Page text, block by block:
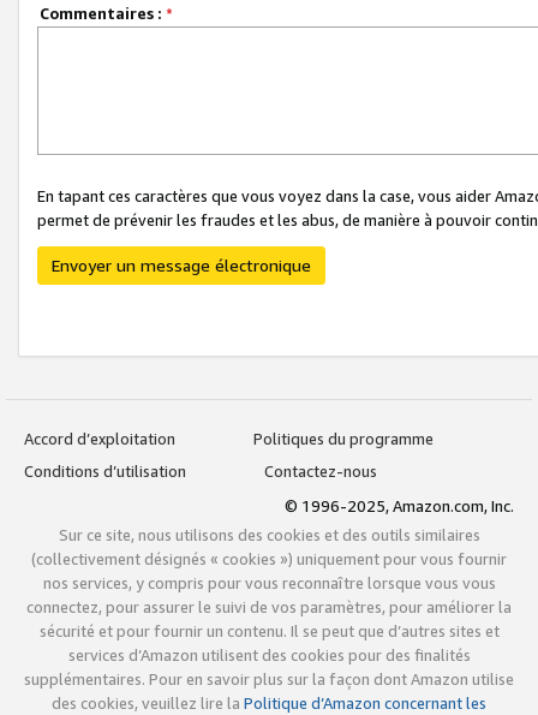
Commentaires : *
En tapant ces caractères que vous voyez dans la case, vous aider
permet de prévenir les fraudes et les abus, de manière à pouvoir
Envoyer un message électronique
Accord d’exploitation
Politiques du programme
Conditions d’utilisation
Contactez-nous
© 1996-2025, Amazon.com, Inc.
Sur ce site, nous utilisons des cookies et des outils similaires
(collectivement désignés « cookies ») uniquement pour vous fournir
nos services, y compris pour vous reconnaître lorsque vous vous
connectez, pour assurer le suivi de vos paramètres, pour améliorer la
sécurité et pour fournir un contenu. Il se peut que d’autres sites et
services d’Amazon utilisent des cookies pour des finalités
supplémentaires. Pour en savoir plus sur la façon dont Amazon utilise
des cookies, veuillez lire la Politique d’Amazon concernant les